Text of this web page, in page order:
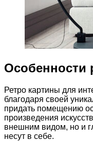
Особенности
Ретро картины для
благодаря своей
придать помещению
произведения
внешним видом, но и
несут в себе.